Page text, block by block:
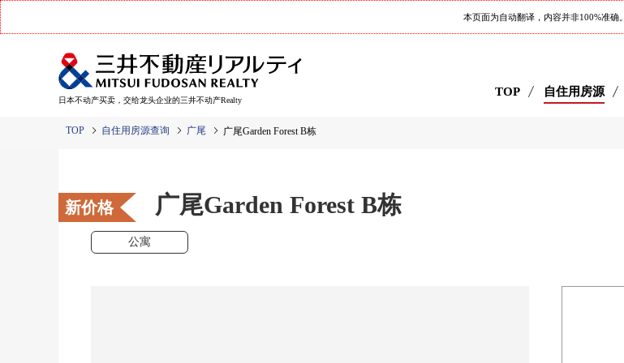
本页面为自动翻译，内容并非100%准确。
日本不动产买卖，交给龙头企业的三井不动产Realty
TOP 自住用房源
TOP 自住用房源查询 广尾 广尾Garden Forest B栋
新价格 广尾Garden Forest B栋
公寓